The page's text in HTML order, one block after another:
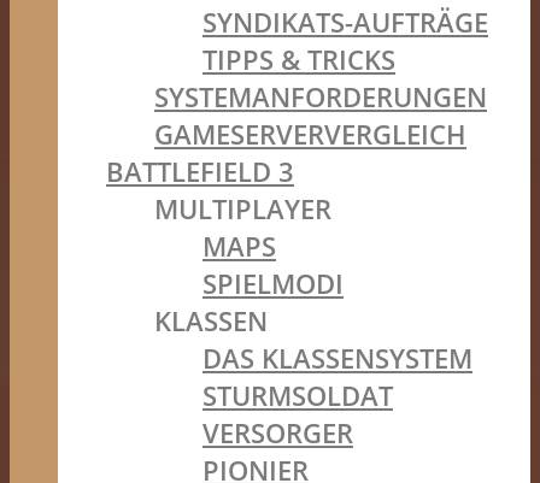
SYNDIKATS-AUFTRÄGE
TIPPS & TRICKS
SYSTEMANFORDERUNGEN
GAMESERVERVERGLEICH
BATTLEFIELD 3
MULTIPLAYER
MAPS
SPIELMODI
KLASSEN
DAS KLASSENSYSTEM
STURMSOLDAT
VERSORGER
PIONIER